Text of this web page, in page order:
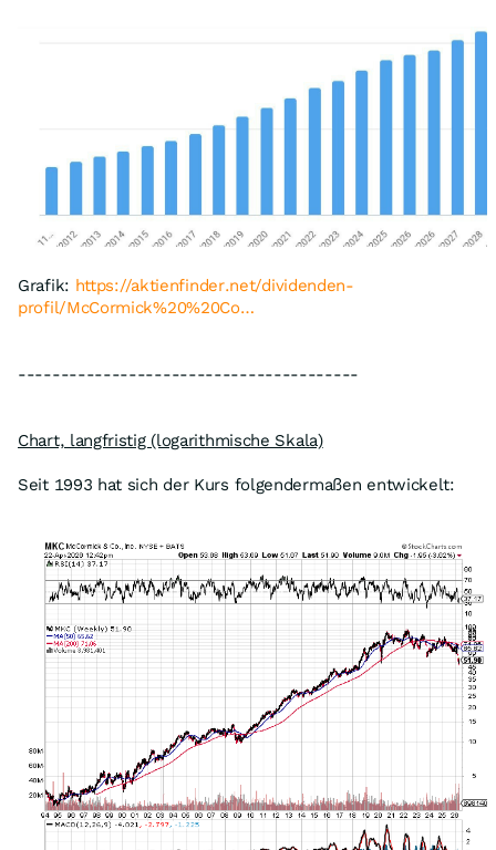
Grafik: https://aktienfinder.net/dividenden-
profil/McCormick%20%20Co…
----------------------------------------
Chart, langfristig (logarithmische Skala)
Seit 1993 hat sich der Kurs folgendermaßen entwickelt: